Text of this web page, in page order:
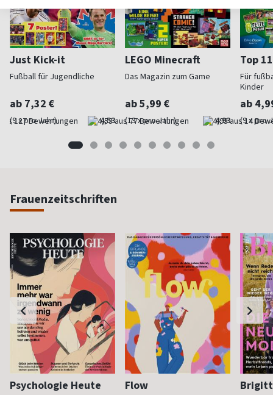
Just Kick-it
Fußball für Jugendliche
ab 7,32 €
(9 x pro Jahr) 4,53
LEGO Minecraft
Das Magazin zum Game
ab 5,99 €
(13 x pro Jahr) 4,93
Top 11
Für
Kinder
ab
(9 x pro
Frauenzeitschriften
Psychologie Heute Flow